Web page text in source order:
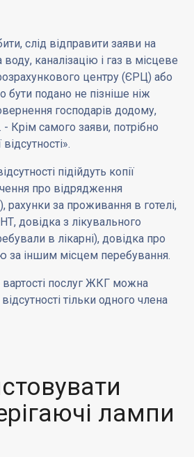
слід відправити заяви на
каналізацію і газ в місцеве
центру (ЄРЦ) або
подано не пізніше ніж
господарів додому,
Крім самого заяви, потрібно
підійдуть копії
про відрядження
рахунки за проживання в готелі,
довідка з лікувального
в лікарні), довідка про
за іншим місцем перебування.
вартості послуг ЖКГ можна
тільки одного члена
лампи